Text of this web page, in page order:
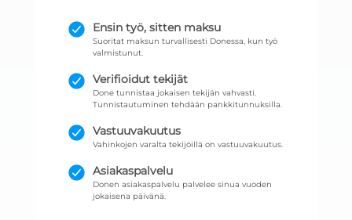
Ensin työ, sitten maksu
Suoritat maksun turvallisesti Donessa, kun työ
valmistunut.
Verifioidut tekijät
Done tunnistaa jokaisen tekijän vahvasti.
Tunnistautuminen tehdään pankkitunnuksilla.
Vastuuvakuutus
Vahinkojen varalta tekijöillä on vastuuvakuutus.
Asiakaspalvelu
Donen asiakaspalvelu palvelee sinua vuoden
jokaisena päivänä.